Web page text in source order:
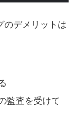
のデメリットは
監査を受けて